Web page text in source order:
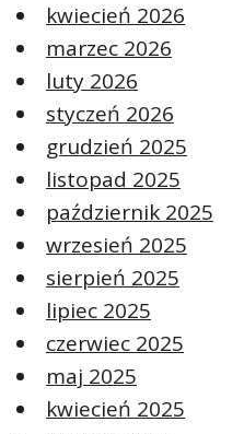
kwiecień 2026
marzec 2026
luty 2026
styczeń 2026
grudzień 2025
listopad 2025
październik 2025
wrzesień 2025
sierpień 2025
lipiec 2025
czerwiec 2025
maj 2025
kwiecień 2025